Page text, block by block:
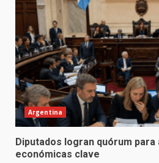
Argentina
Diputados logran quórum
económicas clave